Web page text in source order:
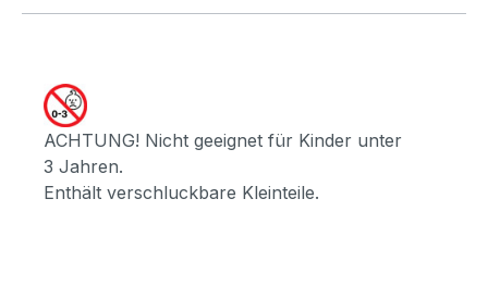
ACHTUNG! Nicht geeignet für Kinder unter
3 Jahren.
Enthält verschluckbare Kleinteile.